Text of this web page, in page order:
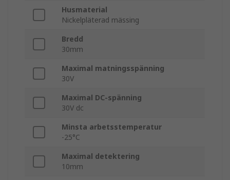
Husmaterial
Nickelpläterad mässing
Bredd
30mm
Maximal matningsspänning
30V
Maximal DC-spänning
30V dc
Minsta arbetsstemperatur
-25°C
Maximal detektering
10mm